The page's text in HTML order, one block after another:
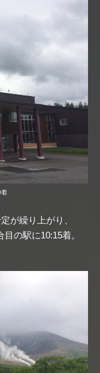
着
が繰り上がり、
の駅に10:15着。